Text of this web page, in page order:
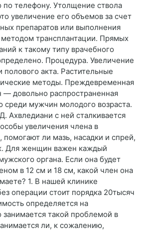
телефону. Утолщение ствола
увеличение его объемов за счет
препаратов или выполнения
трансплантации. Прямых
к такому типу врачебного
Процедура. Увеличение
акта. Растительные
методы. Преждевременная
— довольно распространенная
среди мужчин молодого возраста.
Ахвледиани с ней сталкивается
увеличения члена в
ли мазь, насадки и спрей,
Для женщин важен каждый
органа. Если она будет
в 12 см и 18 см, какой член она
1. В нашей клинике
операции стоит порядка 20тысяч
определяется на
занимается такой проблемой в
ли, к сожалению,